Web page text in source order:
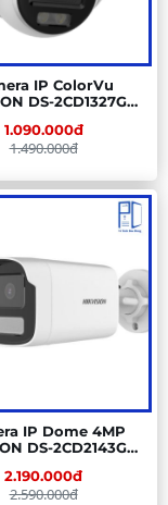
IP ColorVu
DS-2CD1327G0-
1.090.000đ
1.490.000đ
IP Dome 4MP
DS-2CD2143G0-
2.190.000đ
2.590.000đ